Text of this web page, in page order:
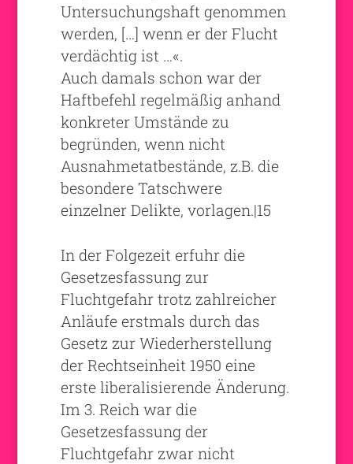
Untersuchungshaft genommen
werden, […] wenn er der Flucht
verdächtig ist …«.
Auch damals schon war der
Haftbefehl regelmäßig anhand
konkreter Umstände zu
begründen, wenn nicht
Ausnahmetatbestände, z.B. die
besondere Tatschwere
einzelner Delikte, vorlagen.|15
In der Folgezeit erfuhr die
Gesetzesfassung zur
Fluchtgefahr trotz zahlreicher
Anläufe erstmals durch das
Gesetz zur Wiederherstellung
der Rechtseinheit 1950 eine
erste liberalisierende Änderung.
Im 3. Reich war die
Gesetzesfassung der
Fluchtgefahr zwar nicht